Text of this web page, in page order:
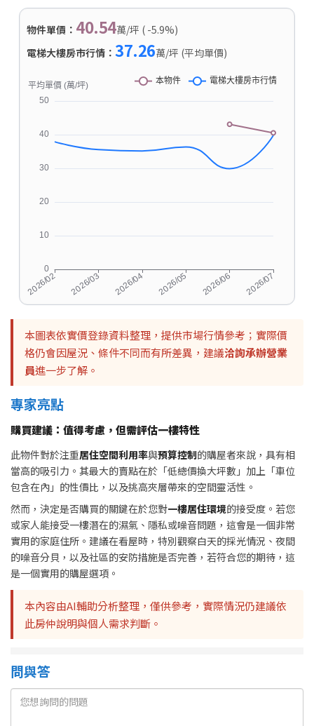
物件單價： 40.54萬/坪 ( -5.9%)
電梯大樓房市行情： 37.26萬/坪 (平均單價)
本圖表依實價登錄資料整理，提供市場行情參考；實際價
格仍會因屋況、條件不同而有所差異，建議洽詢承辦營業
員進一步了解。
專家亮點
購買建議：值得考慮，但需評估一樓特性
此物件對於注重居住空間利用率與預算控制的購屋者來說，具有相
當高的吸引力。其最大的賣點在於「低總價換大坪數」加上「車位
包含在內」的性價比，以及挑高夾層帶來的空間靈活性。
然而，決定是否購買的關鍵在於您對一樓居住環境的接受度。若您
或家人能接受一樓潛在的濕氣、隱私或噪音問題，這會是一個非常
實用的家庭住所。建議在看屋時，特別觀察白天的採光情況、夜間
的噪音分貝，以及社區的安防措施是否完善，若符合您的期待，這
是一個實用的購屋選項。
本內容由AI輔助分析整理，僅供參考，實際情況仍建議依
此房仲說明與個人需求判斷。
問與答